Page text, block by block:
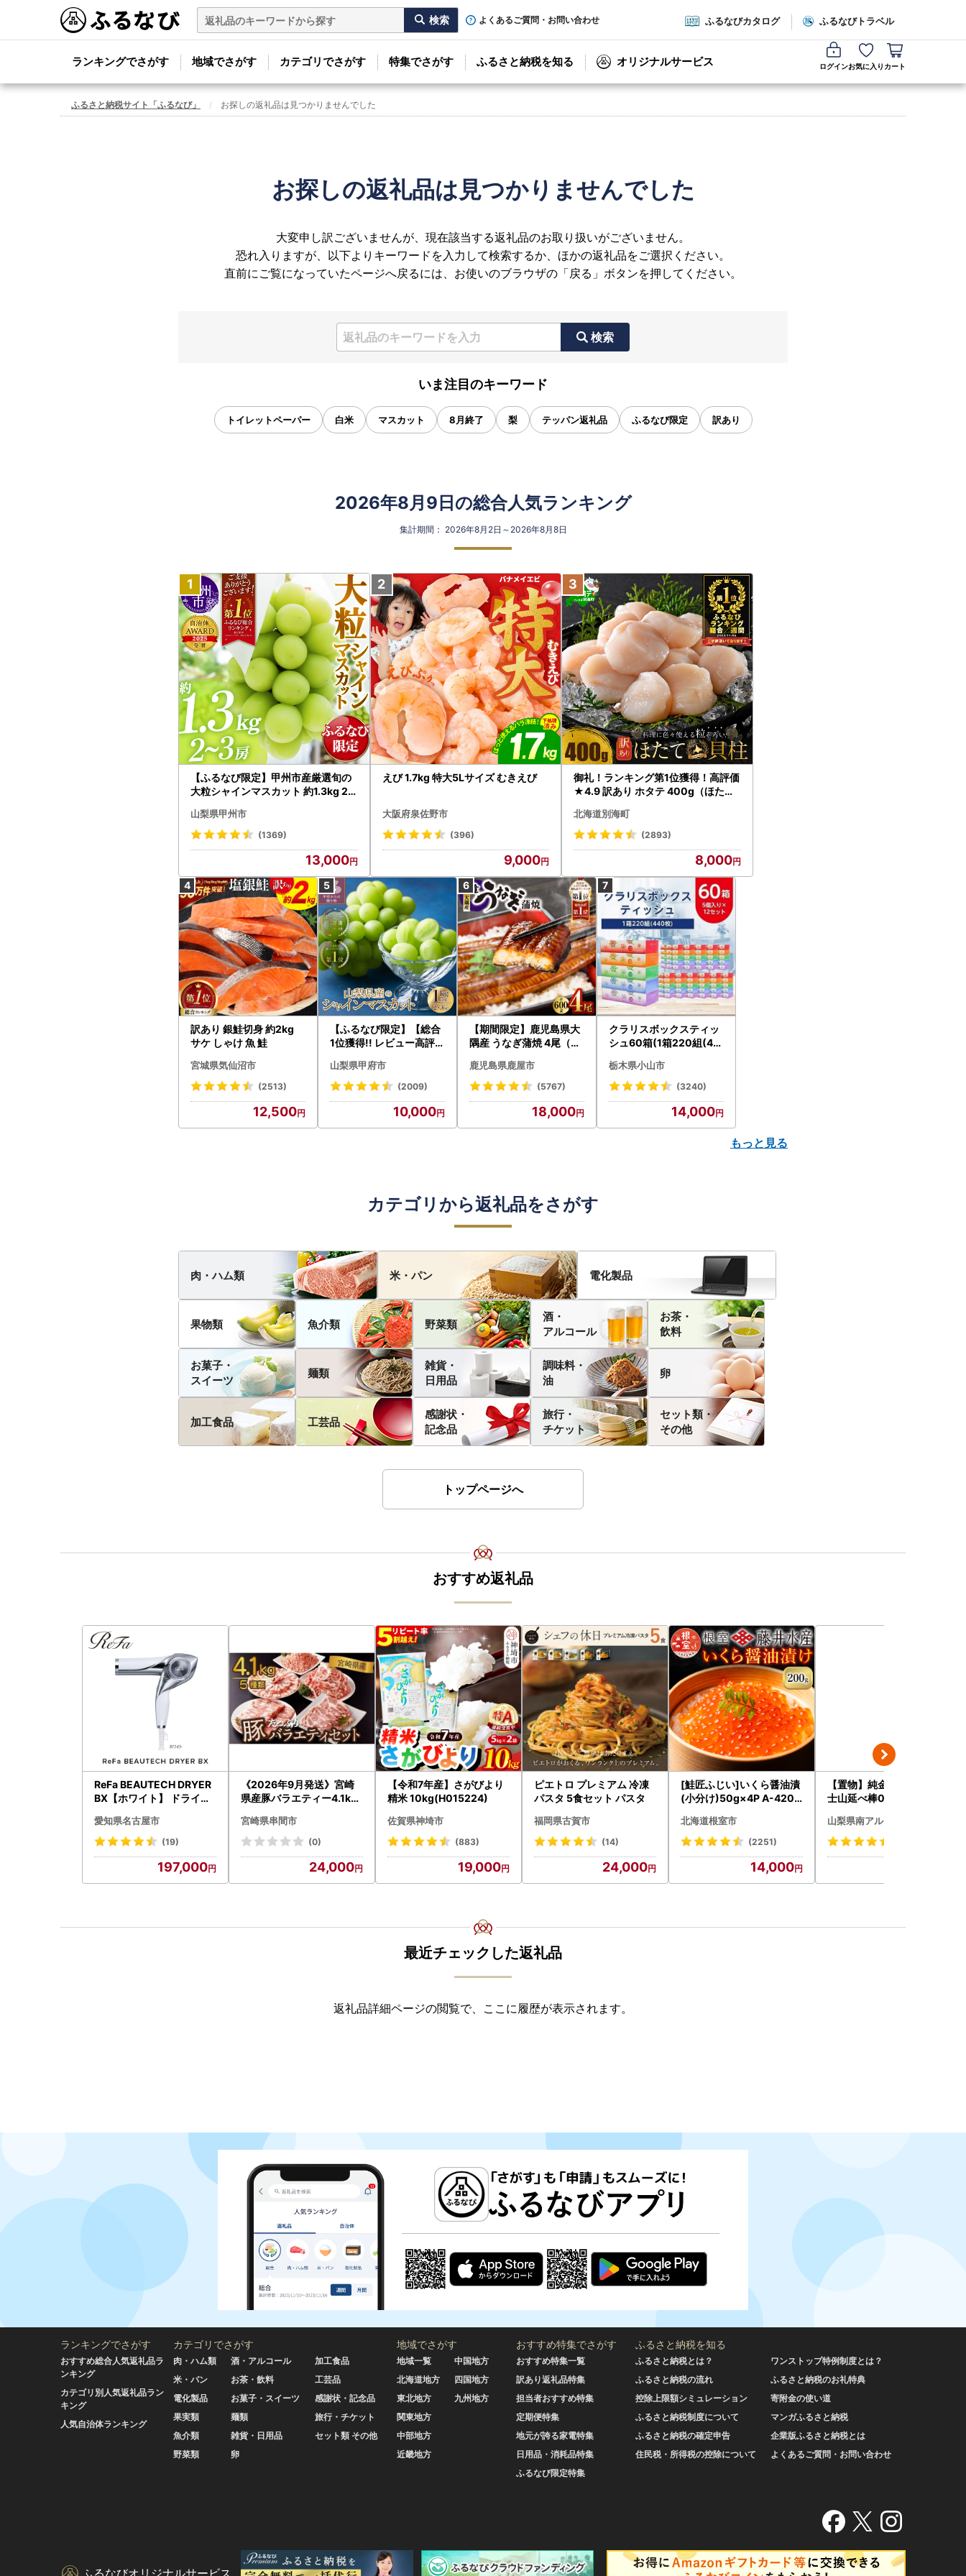
よくあるご質問・お問い合わせ ふるなびカタログ ふるなびトラベル
ランキングでさがす 地域でさがす カテゴリでさがす 特集でさがす ふるさと納税を知る オリジナルサービス ログインお気に入り カート
ふるさと納税サイト「ふるなび」 お探しの返礼品は見つかりませんでした
お探しの返礼品は見つかりませんでした
大変申し訳ございませんが、現在該当する返礼品のお取り扱いがございません。
恐れ入りますが、以下よりキーワードを入力して検索するか、ほかの返礼品をご選択ください。
直前にご覧になっていたページへ戻るには、お使いのブラウザの「戻る」ボタンを押してください。
検索
いま注目のキーワード
トイレットペーパー 白米 マスカット 8月終了 梨 テッパン返礼品 ふるなび限定 訳あり
2026年8月9日の総合人気ランキング
集計期間： 2026年8月2日～2026年8月8日
【ふるなび限定】甲州市産厳選旬の
大粒シャインマスカット 約1.3kg 2
472 FN-Limited-VO シャインマス
カット フルーツ
山梨県甲州市
(1369)
13,000
えび 1.7kg 特大5Lサイズ むきえび
大阪府泉佐野市
(396)
9,000
御礼！ランキング第1位獲得！高評価
★4.9 訳あり ホタテ 400g（ほたて
北海道別海町
(2893)
8,000
訳あり 銀鮭切身 約2kg
サケ しゃけ 魚 鮭
宮城県気仙沼市
(2513)
12,500
【ふるなび限定】【総合
1位獲得!! レビュー高評価
〉山梨県産 シャインマス
カット 2～3房（1.0kg以
N-Limited-SP
山梨県甲府市
(2009)
10,000
【期間限定】鹿児島県大
隅産 うなぎ蒲焼 4尾（60
cp18 うなぎ 鰻 魚 惣菜 総
菜
鹿児島県鹿屋市
(5767)
18,000
クラリスボックスティッ
シュ60箱(1箱220組(44
ト)【配送不可地域：離島
・沖縄県】【1256759】
栃木県小山市
(3240)
14,000
もっと見る
カテゴリから返礼品をさがす
肉・ハム類 米・パン 電化製品
果物類 魚介類 野菜類
酒・
アルコール
お茶・
飲料
お菓子・
スイーツ
麺類
雑貨・
日用品
調味料・
油
卵
加工食品 工芸品
感謝状・
記念品
旅行・
チケット
セット類・
その他
トップページへ
おすすめ返礼品
ReFa BEAUTECH DRYER
BX【ホワイト】 ドライヤ
ファ
愛知県名古屋市
(19)
197,000
《2026年9月発送》宮崎
県産豚バラエティー4.1kg
宮崎県串間市
(0)
24,000
【令和7年産】さがびより
精米 10kg(H015224)
佐賀県神埼市
(883)
19,000
ピエトロ プレミアム 冷凍
パスタ 5食セット パスタ
福岡県古賀市
(14)
24,000
[鮭匠ふじい]いくら醤油漬
(小分け)50g×4P A-4209
北海道根室市
(2251)
14,000
【置物】純金製(Ｋ２４) 富
士山延べ棒0.3グラム ALP
山梨県南アルプス市
最近チェックした返礼品
返礼品詳細ページの閲覧で、ここに履歴が表示されます。
ランキングでさがす
おすすめ総合人気返礼品ラ
ンキング
カテゴリ別人気返礼品ラン
キング
人気自治体ランキング
カテゴリでさがす
肉・ハム類
米・パン
電化製品
果実類
魚介類
野菜類
酒・アルコール
お茶・飲料
お菓子・スイーツ
麺類
雑貨・日用品
卵
加工食品
工芸品
感謝状・記念品
旅行・チケット
セット類 その他
地域でさがす
地域一覧
北海道地方
東北地方
関東地方
中部地方
近畿地方
中国地方
四国地方
九州地方
おすすめ特集でさがす
おすすめ特集一覧
訳あり返礼品特集
担当者おすすめ特集
定期便特集
地元が誇る家電特集
日用品・消耗品特集
ふるなび限定特集
ふるさと納税を知る
ふるさと納税とは？
ふるさと納税の流れ
控除上限額シミュレーション
ふるさと納税制度について
ふるさと納税の確定申告
住民税・所得税の控除について
ワンストップ特例制度とは？
ふるさと納税のお礼特典
寄附金の使い道
マンガふるさと納税
企業版ふるさと納税とは
よくあるご質問・お問い合わせ